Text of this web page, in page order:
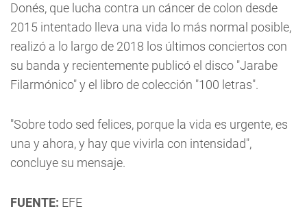
Donés, que lucha contra un cáncer de colon desde
2015 intentado lleva una vida lo más normal posible,
realizó a lo largo de 2018 los últimos conciertos con
su banda y recientemente publicó el disco "Jarabe
Filarmónico" y el libro de colección "100 letras".
"Sobre todo sed felices, porque la vida es urgente, es
una y ahora, y hay que vivirla con intensidad",
concluye su mensaje.
FUENTE: EFE